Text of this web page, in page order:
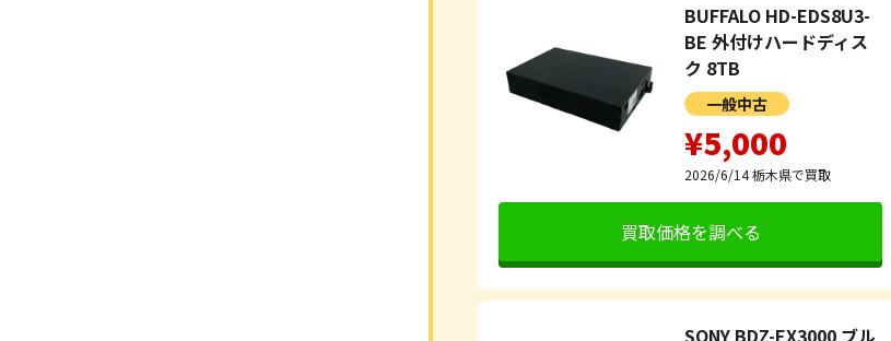
BUFFALO HD-EDS8U3-
BE 外付けハードディス
ク 8TB
一般中古
¥5,000
2026/6/14栃木県で買取
買取価格を調べる
SONY BDZ-EX3000 ブル